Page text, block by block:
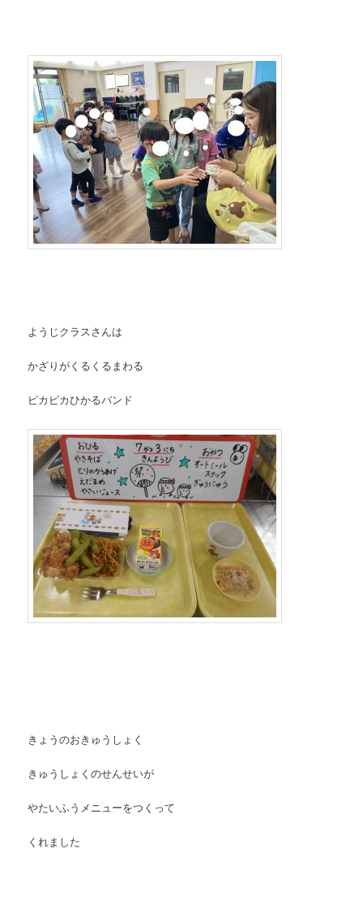
ようじクラスさんは
かざりがくるくるまわる
ピカピカひかるバンド
きょうのおきゅうしょく
きゅうしょくのせんせいが
やたいふうメニューをつくって
くれました